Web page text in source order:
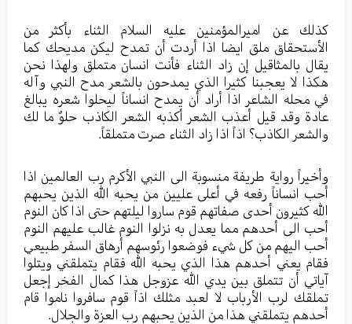
كذلك عن اميرالمؤمنين عليه السلام الثناء بأكثر من
الأستحقاق ملق ايضا اذا أردت أن تمدح ليكن مديحك كما
يقال بالمثاقيل إن زاد الثناء فأنت انسان متملق ولهذا نحن
هكذا لا يعجبنا كثيرا الذي يمدحون بالشعر مدح النبي وآله
في محله الشاعر اذا أراد أن يمدح انساناً ليحلوا شعره يبالغ
عادة وقد قيل أعذب الشعر أكذبه الشعر الكاذب حلوٌ ما لك
والشعر الكاذب؟ اذاً اذا زاد الثناء صرت متملقاً.
وأخيراً رواية طريفة منسوبة الى النبي الأكرم رب العالمين اذا
أحب انساناً رفعه في أعلى عليين من يحبه الله الذين يحبهم
الله كثيرون أحدى صفاتهم قوم ساروا ليلتهم حتى اذا كان النوم
أحب الى أحدهم مما يعدل به نزلوا النوم غالب عليهم النوم
أحب اليهم من كل شيء فوضعوا رئوسهم أرهاق السفر طبيعي
فقام يعني أحدهم هذا الذي يحبه الله فقام يتملقني ويتلوا
آياتي أن تتملق بين يدي الله عزوجل هذا كمال الفخر إجعل
تملقك لرب الأرباب لا لعبد مثلك اذاً قوم سافروا ناموا قام
أحدهم يتملقني هذا من الذين يحبهم رب العزة والجلال.